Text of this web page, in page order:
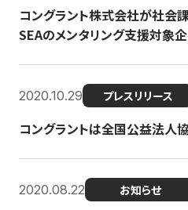
コングラント株式会社が社会
SEAのメンタリング支援対象
2020.10.29 プレスリリース
コングラントは全国公益法人
2020.08.22 お知らせ